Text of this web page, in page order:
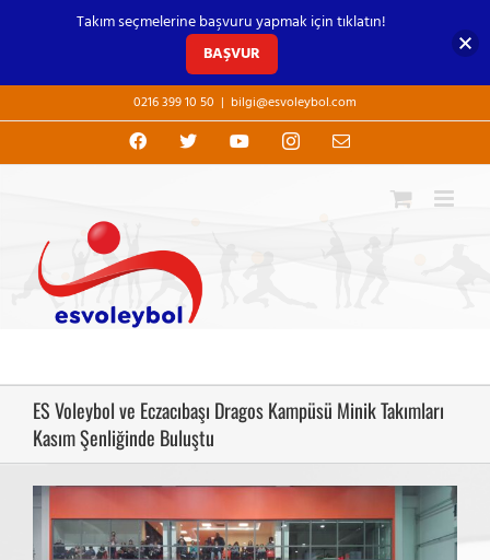
to
0216 399 10 50 | bilgi@esvoleybol.com
Facebook
X YouTubeInstagram
E-
ES Voleybol ve Eczacıbaşı Dragos Kampüsü Minik Takımları
Kasım Şenliğinde Buluştu
View
Larger
Image
Takım seçmelerine başvuru yapmak için tıklatın!
BAŞVUR